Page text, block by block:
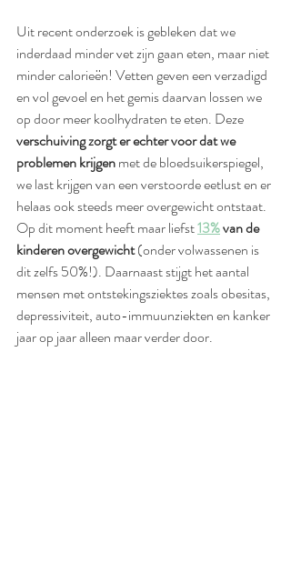
Uit recent onderzoek is gebleken dat we
inderdaad minder vet zijn gaan eten, maar niet
minder calorieën! Vetten geven een verzadigd
en vol gevoel en het gemis daarvan lossen we
op door meer koolhydraten te eten. Deze
verschuiving zorgt er echter voor dat we
problemen krijgen met de bloedsuikerspiegel,
we last krijgen van een verstoorde eetlust en er
helaas ook steeds meer overgewicht ontstaat.
Op dit moment heeft maar liefst13% van de
kinderen overgewicht (onder volwassenen is
dit zelfs 50%!). Daarnaast stijgt het aantal
mensen met ontstekingsziektes zoals obesitas,
depressiviteit, auto-immuunziekten en kanker
jaar op jaar alleen maar verder door.